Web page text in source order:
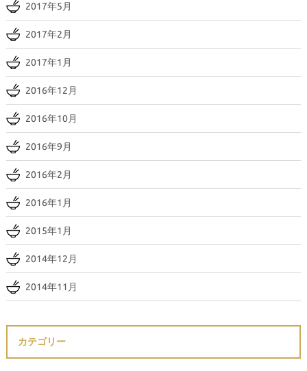
2017年5月
2017年2月
2017年1月
2016年12月
2016年10月
2016年9月
2016年2月
2016年1月
2015年1月
2014年12月
2014年11月
カテゴリー